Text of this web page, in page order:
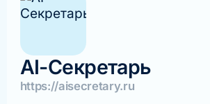
AI-Секретарь
https://aisecretary.ru